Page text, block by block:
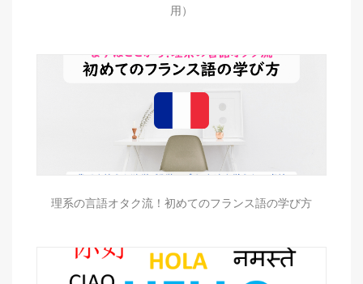
用）
理系の言語オタク流！初めてのフランス語の学び方